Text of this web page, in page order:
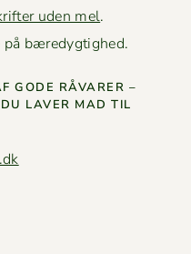
uden mel.
på bæredygtighed.
GODE RÅVAR­ER –
LAVER MAD TIL